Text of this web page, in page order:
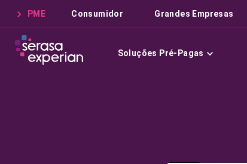
PME Consumidor Grandes Empresas
Soluções Pré-Pagas